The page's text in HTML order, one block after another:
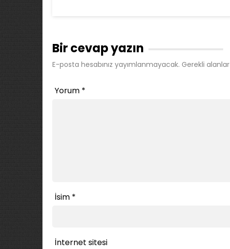
Bir cevap yazın
E-posta hesabınız yayımlanmayacak. Gerekli alanlar
Yorum *
İsim *
İnternet sitesi